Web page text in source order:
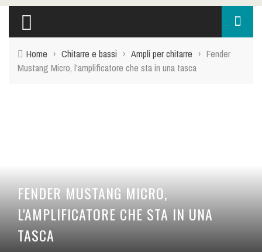
Home › Chitarre e bassi › Ampli per chitarre › Fender
Mustang Micro, l'amplificatore che sta in una tasca
FENDER MUSTANG MICRO,
L'AMPLIFICATORE CHE STA IN UNA
TASCA